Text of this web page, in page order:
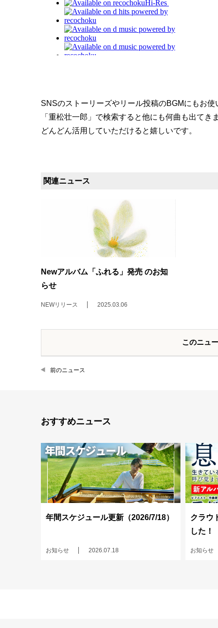
SNSのストーリーズやリール投稿のBGMにもお使
「重松壮一郎」で検索すると他にも何曲も出てき
どんどん活用していただけると嬉しいです。
関連ニュース
Newアルバム「ふれる」発売 のお知
らせ
NEWリリース 2025.03.06
このニュ
前のニュース
おすすめニュース
年間スケジュール更新（2026/7/18）
お知らせ 2026.07.18
クラウ
した！
お知らせ